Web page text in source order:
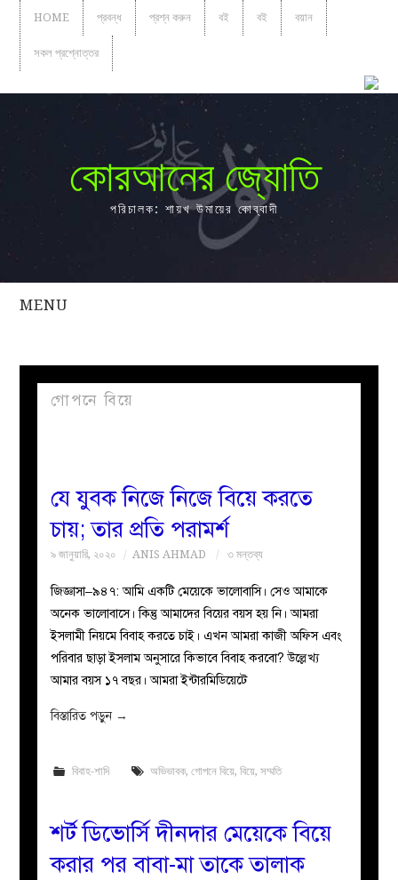
HOME প্রবন্ধ প্রশ্ন করুন বই বই বয়ান
সকল প্রশ্নোত্তর
কোরআনের জ্যোতি
পরিচালক: শায়খ উমায়ের কোব্বাদী
MENU
সকল
প্রবন্ধ
পাতা
মজলিস
প্রশ্ন
করুন
গোপনে বিয়ে
যে যুবক নিজে নিজে বিয়ে করতে
চায়; তার প্রতি পরামর্শ
৯ জানুয়ারি, ২০২০ ANIS AHMAD ৩ মন্তব্য
জিজ্ঞাসা–৯৪৭: আমি একটি মেয়েকে ভালোবাসি। সেও আমাকে
অনেক ভালোবাসে। কিন্তু আমাদের বিয়ের বয়স হয় নি। আমরা
ইসলামী নিয়মে বিবাহ করতে চাই। এখন আমরা কাজী অফিস এবং
পরিবার ছাড়া ইসলাম অনুসারে কিভাবে বিবাহ করবো? উল্লেখ্য
আমার বয়স ১৭ বছর। আমরা ইন্টারমিডিয়েটে
বিস্তারিত পড়ুন →
বিবাহ-শাদি অভিভাবক, গোপনে বিয়ে, বিয়ে, সম্মতি
শর্ট ডিভোর্সি দীনদার মেয়েকে বিয়ে
করার পর বাবা-মা তাকে তালাক